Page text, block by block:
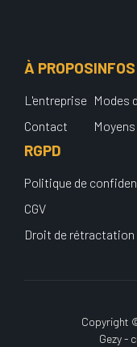
À PROPOS
L'entreprise
Contact
Modes
RGPD
Politique de
CGV
Droit de rétractation
Copyright
Gezy -